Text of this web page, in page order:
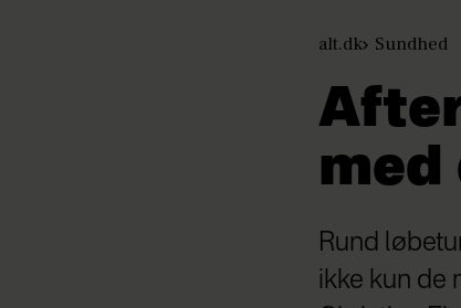
alt.dk Sundhed
Rund
ikke kun de